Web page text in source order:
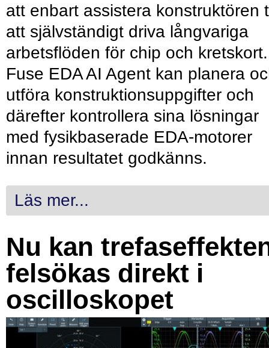
att enbart assistera konstruktören
att självständigt driva långvariga
arbetsflöden för chip och kretskort.
Fuse EDA AI Agent kan planera
utföra konstruktionsuppgifter och
därefter kontrollera sina lösningar
med fysikbaserade EDA-motorer
innan resultatet godkänns.
Läs mer...
Nu kan
felsökas direkt i
oscilloskopet